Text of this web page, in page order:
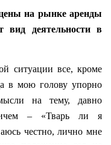
на рынке аренды
вид деятельности в
ситуации все, кроме
в мою голову упорно
на тему, давно
– «Тварь ли я
честно, лично мне